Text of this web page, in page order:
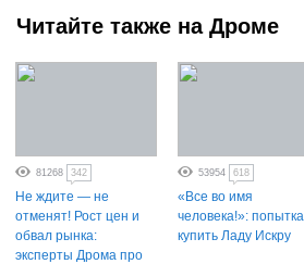
Читайте также на Дроме
81268 342
Не ждите — не
отменят! Рост цен и
обвал рынка:
эксперты Дрома про
53954 618
«Все во имя
человека!»: попытка
купить Ладу Искру